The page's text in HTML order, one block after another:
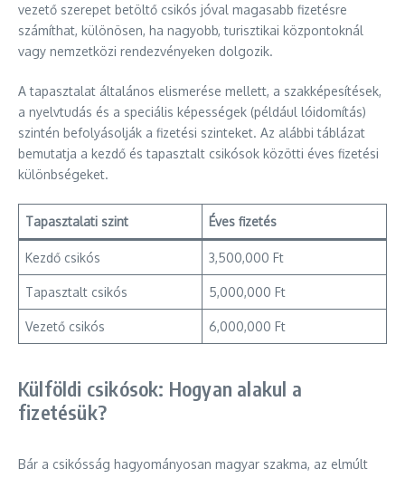
vezető szerepet betöltő csikós jóval magasabb fizetésre
számíthat, különösen, ha nagyobb, turisztikai központoknál
vagy nemzetközi rendezvényeken dolgozik.
A tapasztalat általános elismerése mellett, a szakképesítések,
a nyelvtudás és a speciális képességek (például lóidomítás)
szintén befolyásolják a fizetési szinteket. Az alábbi táblázat
bemutatja a kezdő és tapasztalt csikósok közötti éves fizetési
különbségeket.
Tapasztalati szint Éves fizetés
Kezdő csikós 3,500,000 Ft
Tapasztalt csikós 5,000,000 Ft
Vezető csikós 6,000,000 Ft
Külföldi csikósok: Hogyan alakul a
fizetésük?
Bár a csikósság hagyományosan magyar szakma, az elmúlt